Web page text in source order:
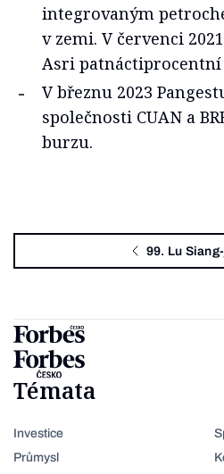
integrovaným
v zemi. V červenci
Asri
V březnu 2023
společnosti CUAN a
burzu.
99. Lu
Témata
Investice
Průmysl